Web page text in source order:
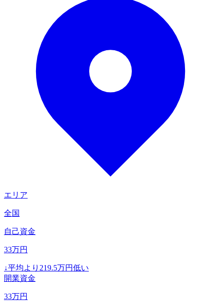
エリア
全国
自己資金
33万円
↓平均より 219.5万円低い
開業資金
33万円